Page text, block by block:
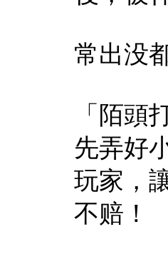
常出没
「陌頭
先弄好
玩家，
不赔！